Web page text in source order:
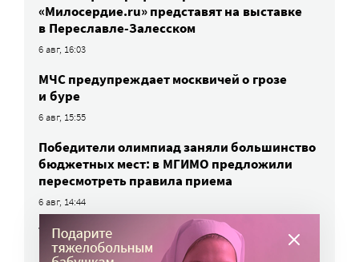
«Милосердие.ru» представят на выставке
в Переславле-Залесском
6 авг, 16:03
МЧС предупреждает москвичей о грозе
и буре
6 авг, 15:55
Победители олимпиад заняли большинство
бюджетных мест: в МГИМО предложили
пересмотреть правила приема
6 авг, 14:44
Улучшить питание заключенных намерен
Минюст